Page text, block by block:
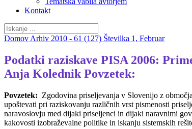
Kontakt
Domov Arhiv 2010 - 61 (127) Številka 1, Februar
Podatki raziskave PISA 2006:
Anja Kolednik Povzetek:
Povzetek: Zgodovina priseljevanja v Slovenijo z
upoštevati pri raziskovanju različnih vrst pismenosti
naravoslovju med dijaki priseljenci in dijaki naravnimi
kakovosti izobraževalne politike in iskanju sistemskih